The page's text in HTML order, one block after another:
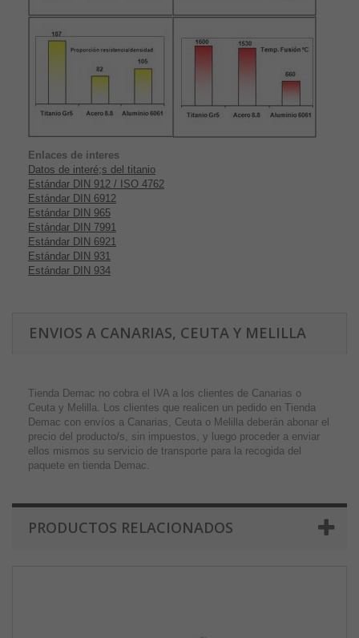
Enlaces de interes
Datos de interé;s del titanio
Estándar DIN 912 / ISO 4762
Estándar DIN 6912
Estándar DIN 965
Estándar DIN 7991
Estándar DIN 6921
Estándar DIN 931
Estándar DIN 934
ENVIOS A CANARIAS, CEUTA Y MELILLA
Tienda Demac no cobra el IVA a los clientes de Canarias o
Ceuta y Melilla. Los clientes que realicen un pedido en Tienda
Demac con envíos a Canarias, Ceuta o Melilla deberán abonar el
precio del producto/s, sin impuestos, y luego proceder a enviar
ellos mismos su servicio de transporte para la recogida del
paquete en tienda Demac.
PRODUCTOS RELACIONADOS